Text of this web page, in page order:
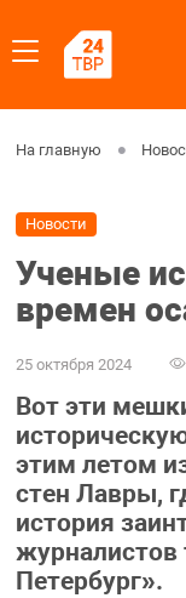
На главную
Новости
Ученые
времен
25 октября 2024
Вот эти
этим летом
стен Лавры,
история
журналистов
Петербург».